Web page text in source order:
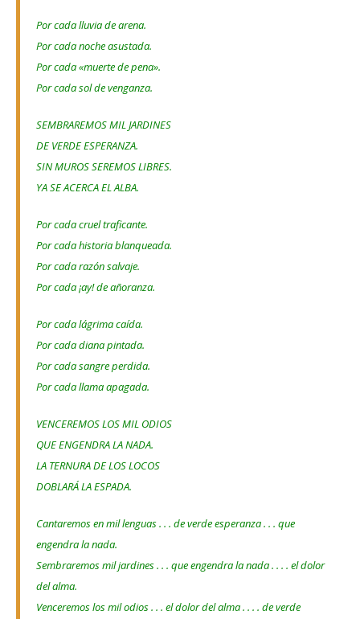
Por cada lluvia de arena.
Por cada noche asustada.
Por cada «muerte de pena».
Por cada sol de venganza.
SEMBRAREMOS MIL JARDINES
DE VERDE ESPERANZA.
SIN MUROS SEREMOS LIBRES.
YA SE ACERCA EL ALBA.
Por cada cruel traficante.
Por cada historia blanqueada.
Por cada razón salvaje.
Por cada ¡ay! de añoranza.
Por cada lágrima caída.
Por cada diana pintada.
Por cada sangre perdida.
Por cada llama apagada.
VENCEREMOS LOS MIL ODIOS
QUE ENGENDRA LA NADA.
LA TERNURA DE LOS LOCOS
DOBLARÁ LA ESPADA.
Cantaremos en mil lenguas . . . de verde esperanza . . . que
engendra la nada.
Sembraremos mil jardines . . . que engendra la nada . . . . el dolor
del alma.
Venceremos los mil odios . . . el dolor del alma . . . . de verde